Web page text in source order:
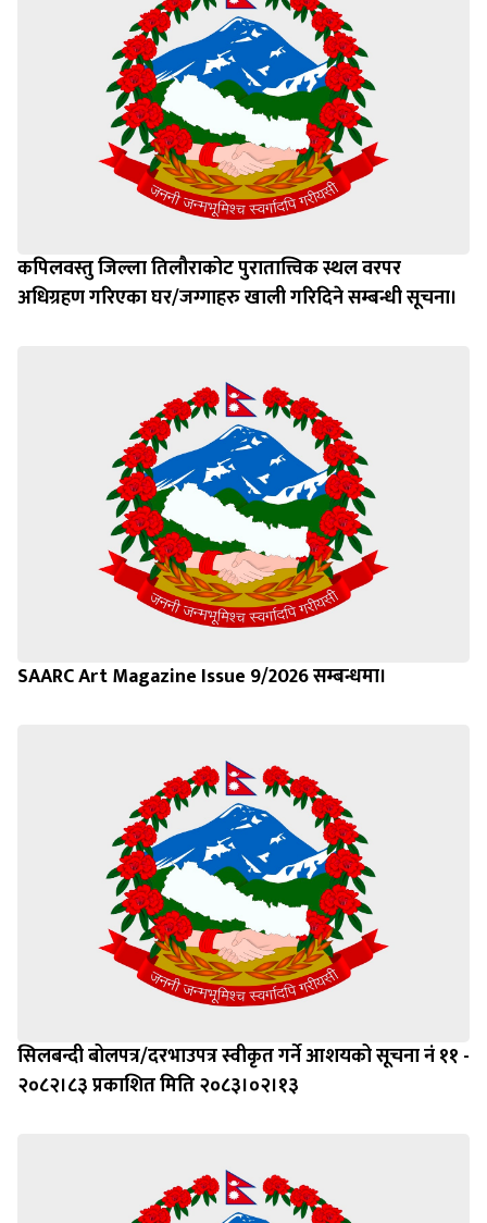
कपिलवस्तु जिल्ला तिलौराकोट पुरातात्त्विक स्थल वरपर
अधिग्रहण गरिएका घर/जग्गाहरु खाली गरिदिने सम्बन्धी सूचना।
SAARC Art Magazine Issue 9/2026 सम्बन्धमा।
सिलबन्दी बोलपत्र/दरभाउपत्र स्वीकृत गर्ने आशयको सूचना नं ११ -
२०८२।८३ प्रकाशित मिति २०८३।०२।१३